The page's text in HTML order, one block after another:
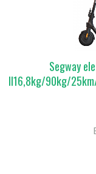
Segway
II16,8kg/90kg/